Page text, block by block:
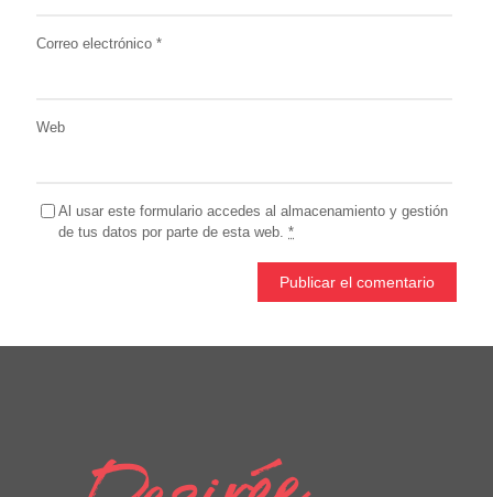
Correo electrónico *
Web
Al usar este formulario accedes al almacenamiento y gestión
de tus datos por parte de esta web. *